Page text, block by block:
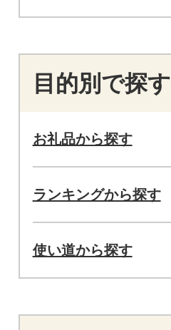
目的別で探す
お礼品から探す
ランキングから探す
使い道から探す